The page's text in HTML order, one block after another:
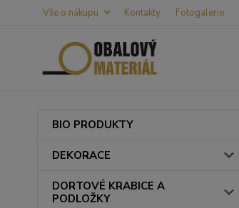
Vše o nákupu Kontakty Fotogalerie
BIO PRODUKTY
DEKORACE
DORTOVÉ KRABICE A
PODLOŽKY